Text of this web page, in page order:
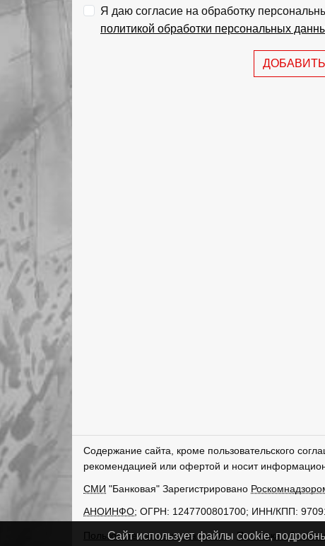
Я даю согласие на обработку
политикой обработки персональных
Содержание сайта, кроме пользовательского
рекомендацией или офертой и носит
СМИ "Банковая" Зарегистрировано
АНОИНФО; ОГРН: 1247700801700; ИНН/КПП:
Пользовательское соглашение Политика
Сайт использует файлы cookie,